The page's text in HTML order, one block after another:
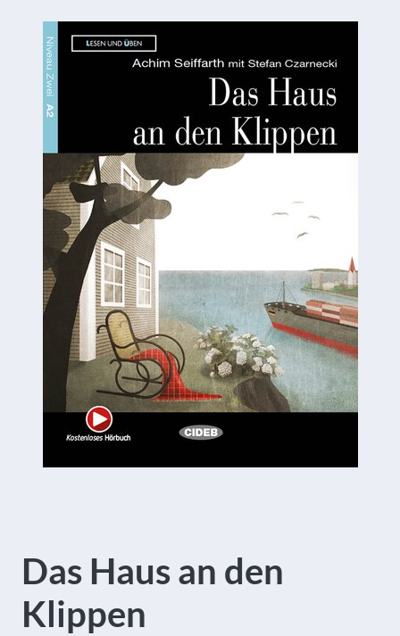
Das Haus an den
Klippen